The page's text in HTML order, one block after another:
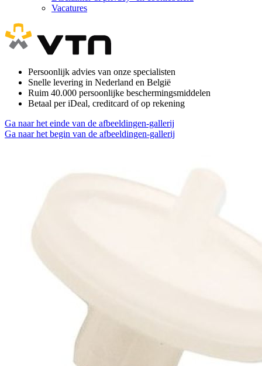
Vacatures
Persoonlijk advies van onze specialisten
Snelle levering in Nederland en België
Ruim 40.000 persoonlijke beschermingsmiddelen
Betaal per iDeal, creditcard of op rekening
Ga naar het einde van de afbeeldingen-gallerij
Ga naar het begin van de afbeeldingen-gallerij